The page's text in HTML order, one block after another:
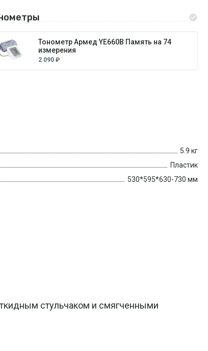
Тонометр Армед YE660B Память на 74
измерения
2 090 ₽
5.9 кг
Пластик
530*595*630-730 мм
стульчаком и смягченными